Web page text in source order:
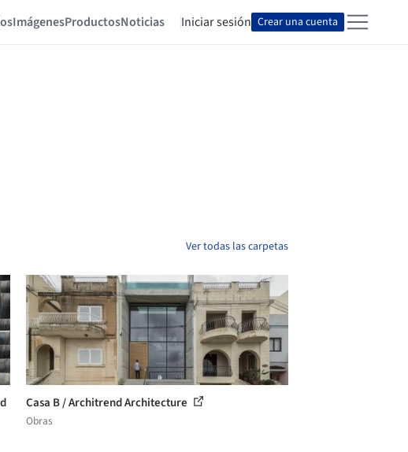
ImágenesProductosNoticias Iniciar sesión Crear una cuenta
Ver todas las carpetas
Casa B / Architrend Architecture
Obras